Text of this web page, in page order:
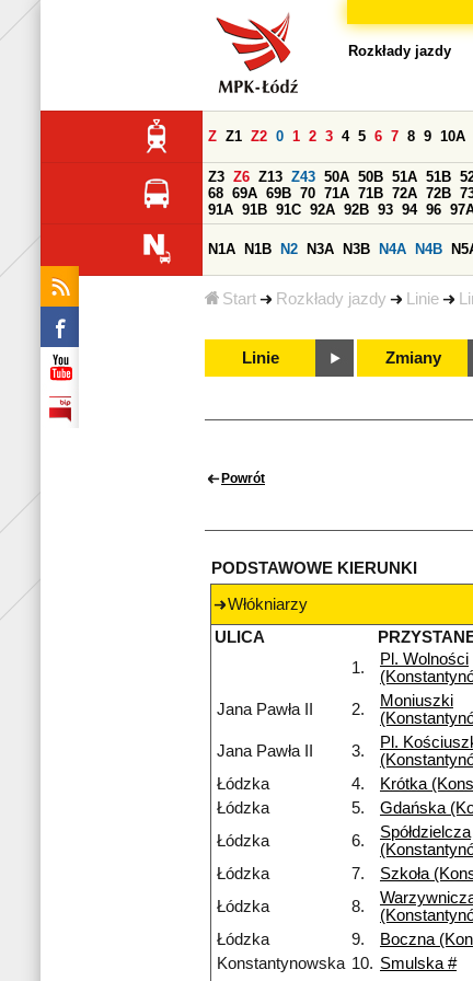
Start Rozkłady jazdy Linie
Rozkłady jazdy
Z Z1 Z2 0 1 2 3 4 5 6 7 8 9 10A
Z3 Z6 Z13 Z43 50A 50B 51A 51B
68 69A 69B 70 71A 71B 72A 72B
91A 91B 91C 92A 92B 93 94 96
N1A N1B N2 N3A N3B N4A N4B
Linie Zmiany
Powrót
PODSTAWOWE KIERUNKI
Włókniarzy
ULICA
1.
Pl. Wolności
Jana Pawła II 2.
Moniuszki
Jana Pawła II 3.
Pl.
Łódzka 4. Krótka
Łódzka
5. Gdańska
Łódzka
6.
Spółdzielcza
Łódzka 7.
Szkoła
Łódzka
8.
Łódzka 9. Boczna
Konstantynowska 10. Smulska #